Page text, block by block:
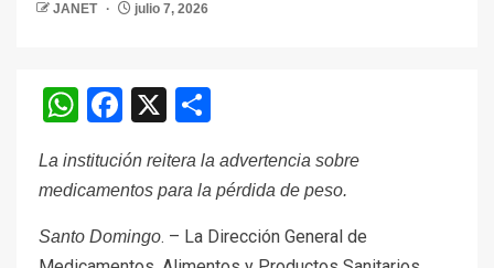
JANET julio 7, 2026
WhatsApp
Facebook
X
La institución reitera la advertencia sobre
medicamentos para la pérdida de peso.
Santo Domingo. – La Dirección General de